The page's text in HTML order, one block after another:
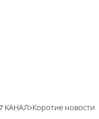
7 КАНАЛ Коротие новости